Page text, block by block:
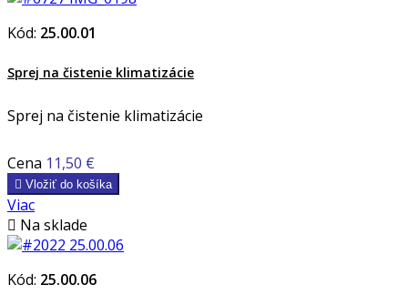
Kód: 25.00.01
Sprej na čistenie klimatizácie
Sprej na čistenie klimatizácie
Cena 11,50 €
 Vložiť do košíka
Viac
 Na sklade
Kód: 25.00.06